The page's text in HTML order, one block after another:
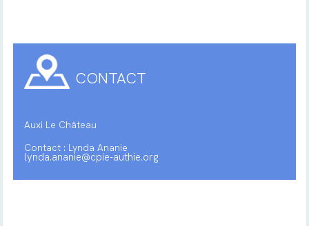
CONTACT
Auxi Le Château
Contact : Lynda Ananie
lynda.ananie@cpie-authie.org